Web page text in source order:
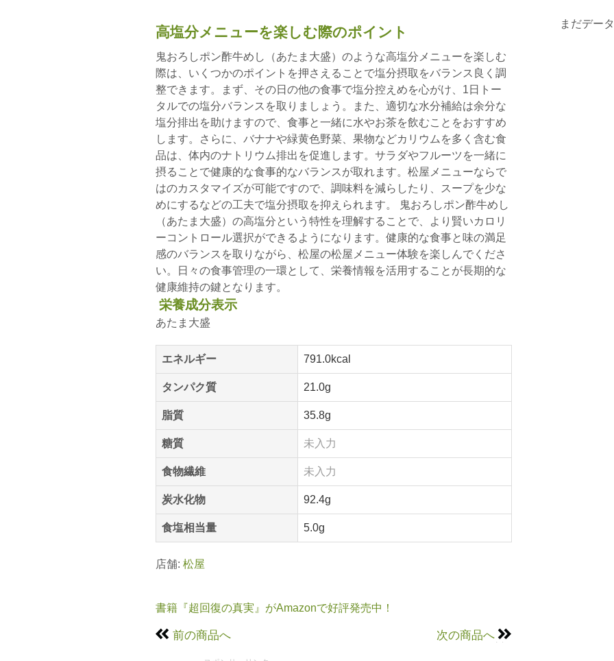
高塩分メニューを楽しむ際のポイント
鬼おろしポン酢牛めし（あたま大盛）のような高塩分メニューを楽しむ
際は、いくつかのポイントを押さえることで塩分摂取をバランス良く調
整できます。まず、その日の他の食事で塩分控えめを心がけ、1日トー
タルでの塩分バランスを取りましょう。また、適切な水分補給は余分な
塩分排出を助けますので、食事と一緒に水やお茶を飲むことをおすすめ
します。さらに、バナナや緑黄色野菜、果物などカリウムを多く含む食
品は、体内のナトリウム排出を促進します。サラダやフルーツを一緒に
摂ることで健康的な食事的なバランスが取れます。松屋メニューならで
はのカスタマイズが可能ですので、調味料を減らしたり、スープを少な
めにするなどの工夫で塩分摂取を抑えられます。 鬼おろしポン酢牛めし
（あたま大盛）の高塩分という特性を理解することで、より賢いカロリ
ーコントロール選択ができるようになります。健康的な食事と味の満足
感のバランスを取りながら、松屋の松屋メニュー体験を楽しんでくださ
い。日々の食事管理の一環として、栄養情報を活用することが長期的な
健康維持の鍵となります。
栄養成分表示
あたま大盛
エネルギー 791.0kcal
タンパク質 21.0g
脂質 35.8g
糖質 未入力
食物繊維 未入力
炭水化物 92.4g
食塩相当量 5.0g
店舗: 松屋
書籍『超回復の真実』がAmazonで好評発売中！
前の商品へ 次の商品へ
まだデー